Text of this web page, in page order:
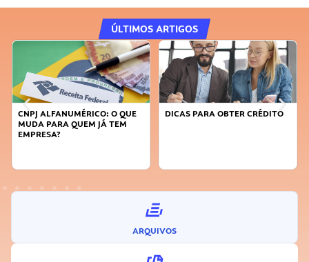
ÚLTIMOS ARTIGOS
DICAS PARA OBTER CRÉDITO
FAÇA A DIFERENÇA: SEJA
ARQUIVOS